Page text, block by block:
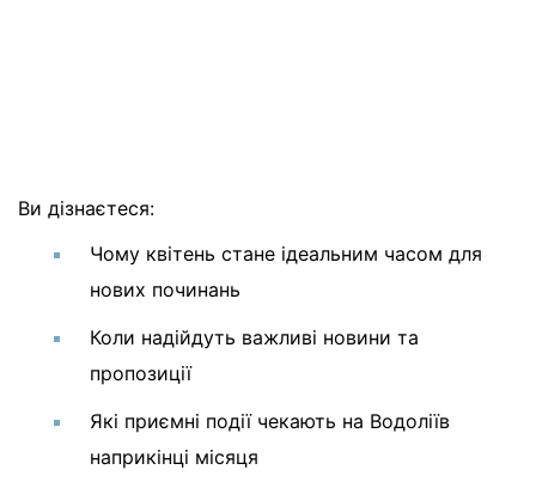
Ви дізнаєтеся:
Чому квітень стане ідеальним часом для
нових починань
Коли надійдуть важливі новини та
пропозиції
Які приємні події чекають на Водоліїв
наприкінці місяця